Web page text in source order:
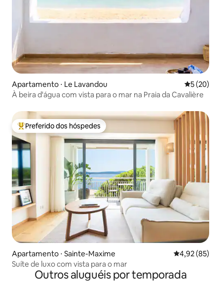
Apartamento ⋅ Le Lavandou 5 de uma
5 (20)
À beira d'água com vista para o mar na Praia da Cavalière
Entre os melhores preferidos dos hóspedes
Preferido dos hóspedes
Apartamento ⋅ Sainte-Maxime 4,92 de uma
4,92 (85)
Suíte de luxo com vista para o mar
Outros aluguéis por temporada